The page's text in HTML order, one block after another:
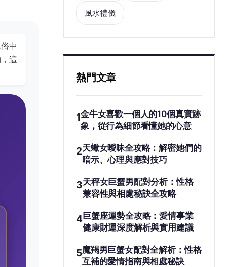
中
這
風水禮儀
熱門文章
1金牛女喜歡一個人的10個真實跡
象，從行為細節看懂她的心意
2天蠍女曖昧全攻略：解密她們的
暗示、心理與應對技巧
3天秤女巨蟹男配對分析：性格
兼容性與相處秘訣全攻略
4巨蟹座運勢全攻略：愛情事業
健康財運深度解析與實用建議
5魔羯男巨蟹女配對全解析：性格
互補的愛情指南與相處秘訣